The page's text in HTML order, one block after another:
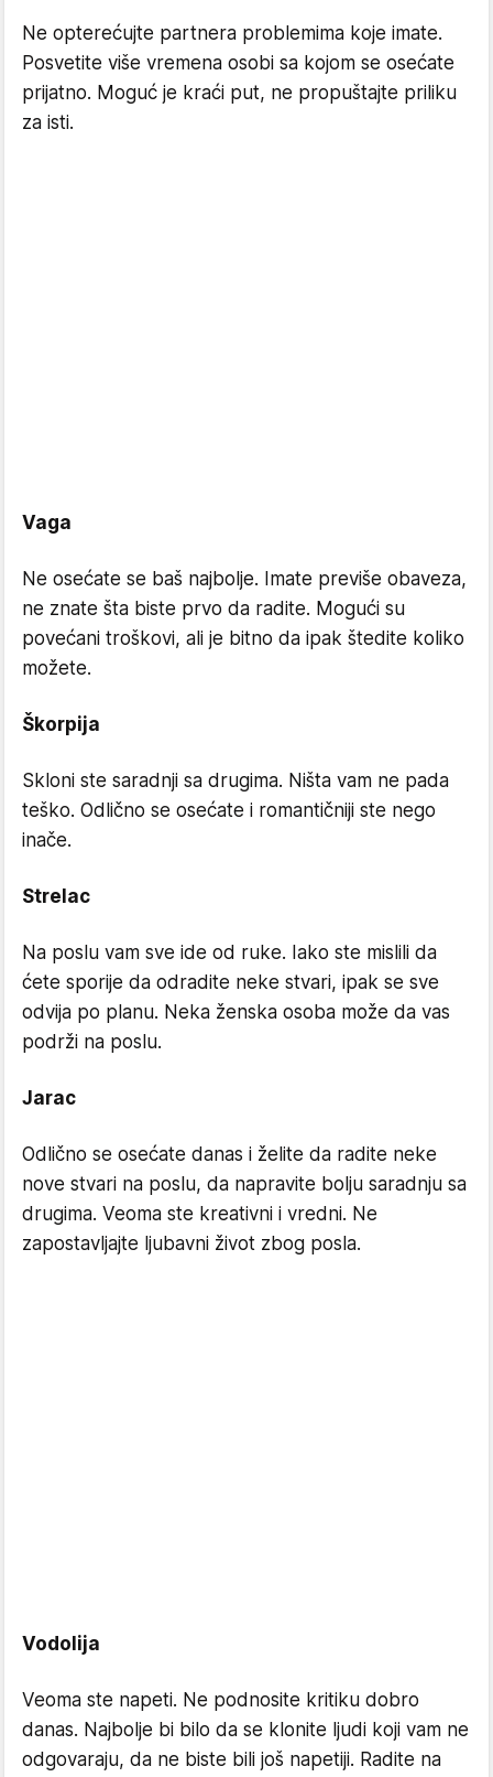
Ne opterećujte partnera problemima koje imate.
Posvetite više vremena osobi sa kojom se osećate
prijatno. Moguć je kraći put, ne propuštajte priliku
za isti.
Vaga
Ne osećate se baš najbolje. Imate previše obaveza,
ne znate šta biste prvo da radite. Mogući su
povećani troškovi, ali je bitno da ipak štedite koliko
možete.
Škorpija
Skloni ste saradnji sa drugima. Ništa vam ne pada
teško. Odlično se osećate i romantičniji ste nego
inače.
Strelac
Na poslu vam sve ide od ruke. Iako ste mislili da
ćete sporije da odradite neke stvari, ipak se sve
odvija po planu. Neka ženska osoba može da vas
podrži na poslu.
Jarac
Odlično se osećate danas i želite da radite neke
nove stvari na poslu, da napravite bolju saradnju sa
drugima. Veoma ste kreativni i vredni. Ne
zapostavljajte ljubavni život zbog posla.
Vodolija
Veoma ste napeti. Ne podnosite kritiku dobro
danas. Najbolje bi bilo da se klonite ljudi koji vam ne
odgovaraju, da ne biste bili još napetiji. Radite na